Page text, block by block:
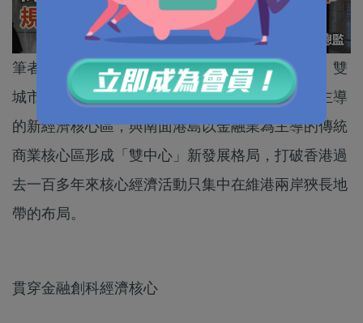
筆者早前於本欄提出香港需要「南金融、北創科」雙
城市核心布局，將新界北規劃成為以創科產業為主導
的新經濟核心區，與南面港島以金融業為主導的傳統
商業核心區形成「雙中心」新發展格局，打破香港過
去一百多年來核心經濟活動只集中在維港兩岸狹長地
帶的布局。
貫穿金融創科經濟核心